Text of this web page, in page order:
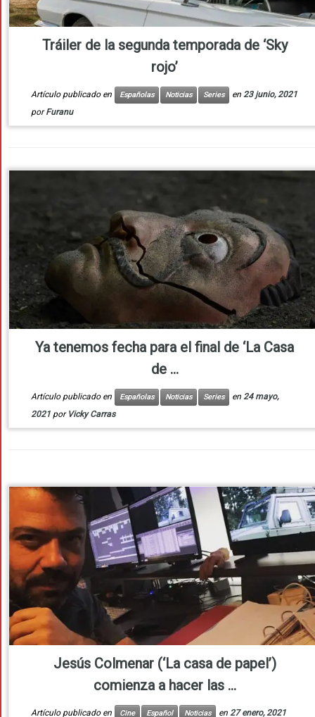
Tráiler de la segunda temporada de ‘Sky
rojo’
Artículo publicado en Españolas Noticias Series en 23 junio, 2021
porFuranu
Ya tenemos fecha para el final de ‘La Casa
de ...
Artículo publicado en Españolas Noticias Series en 24 mayo,
2021 por Vicky Carras
Jesús Colmenar (‘La casa de papel’)
comienza a hacer las ...
Artículo publicado en Cine Español Noticias en 27 enero, 2021